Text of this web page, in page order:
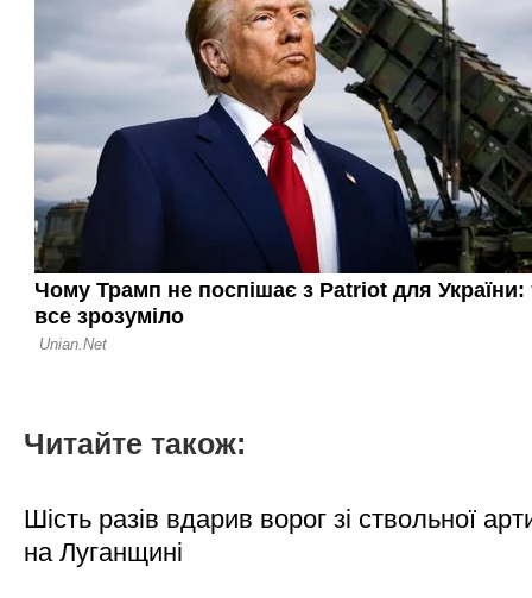
Читайте також:
Шість разів вдарив ворог зі ствольної
на Луганщині